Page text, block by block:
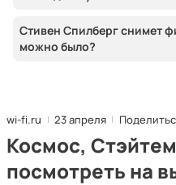
Стивен Спилберг снимет
можно было?
wi-fi.ru 23 апреля
Космос,
посмотреть на